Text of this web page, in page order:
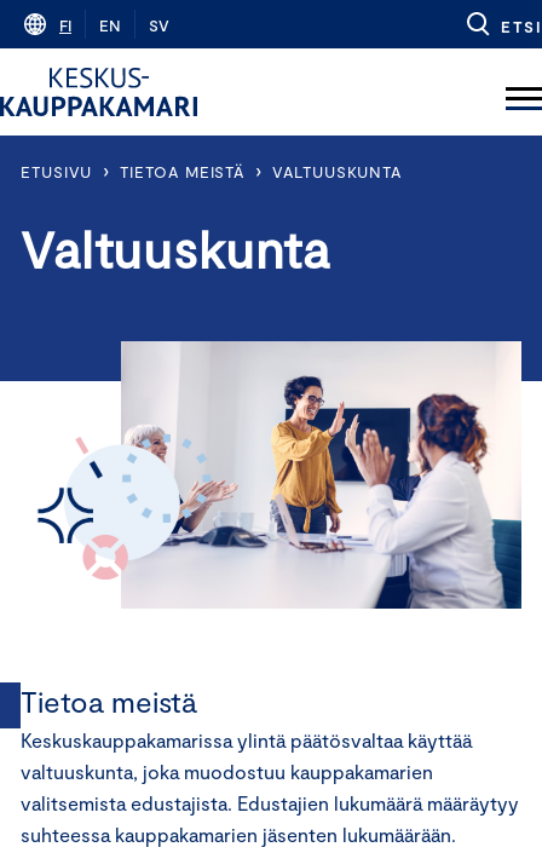
Skip
content
FI EN SV ETSI
ETUSIVU › TIETOA MEISTÄ › VALTUUSKUNTA
Valtuuskunta
Tietoa meistä
Keskuskauppakamarissa ylintä päätösvaltaa käyttää
valtuuskunta, joka muodostuu kauppakamarien
valitsemista edustajista. Edustajien lukumäärä määräytyy
suhteessa kauppakamarien jäsenten lukumäärään.